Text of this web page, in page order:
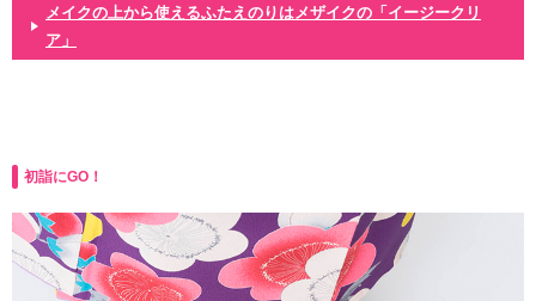
メイクの上から使えるふたえのりはメザイクの「イージークリ
ア」
初詣にGO！